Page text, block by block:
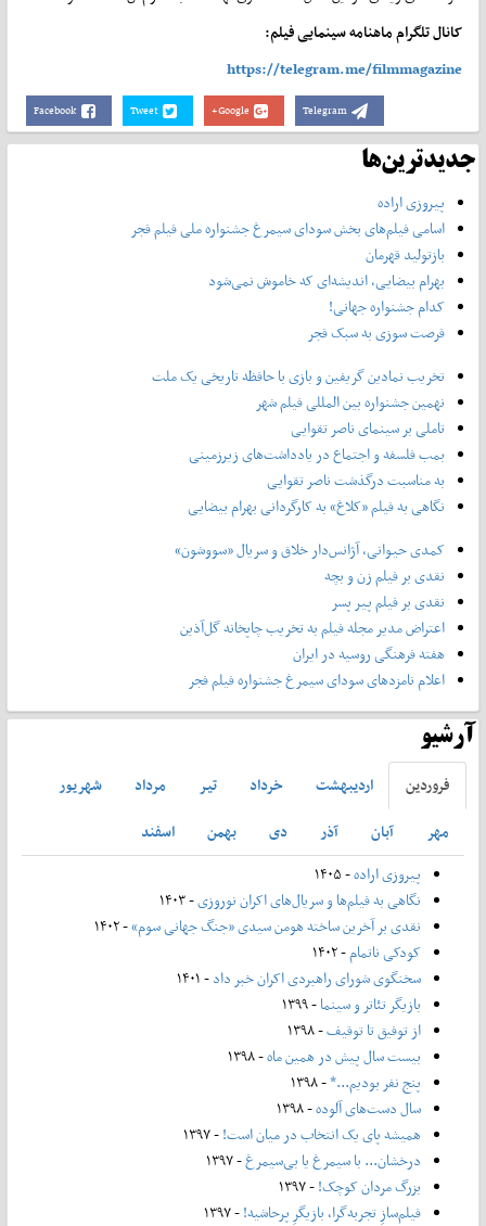
کانال تلگرام ماهنامه سینمایی فیلم:
https://telegram.me/filmmagazine
Facebook Tweet Google+ Telegram
جدیدترین‌ها
پیروزی اراده
اسامی فیلم‌های بخش سودای سیمرغ جشنواره‌ ملی فیلم فجر
بازتولید قهرمان
بهرام بیضایی، اندیشه‌ای که خاموش نمی‌شود
کدام جشنواره جهانی!
فرصت سوزی به سبک فجر
تخریب نمادین گریفین و بازی با حافظه تاریخی یک ملت
نهمین جشنواره بین المللی فیلم شهر
تاملی بر سینمای ناصر تقوایی
بمب فلسفه و اجتماع در یادداشت‌های زیرزمینی
به مناسبت درگذشت ناصر تقوایی
نگاهی به فیلم «کلاغ» به کارگردانی بهرام بیضایی
کمدی حیوانی، آژانس‌دار خلاق و سریال «سووشون»
نقدی بر فیلم زن و بچه
نقدی بر فیلم پیر پسر
اعتراض مدیر مجله فیلم به تخریب چاپخانه گل‌آذین
هفته فرهنگی روسیه در ایران
اعلام نامزدهای سودای سیمرغ جشنواره فیلم فجر
آرشیو
فروردين ارديبهشت خرداد تير مرداد
شهريور
مهر
آبان آذر دی بهمن
اسفند
پیروزی اراده- ۱۴۰۵
نگاهی به فیلم‌ها و سریال‌های اکران نوروزی- ۱۴۰۳
نقدی بر آخرین ساخته هومن سیدی «جنگ جهانی سوم»- ۱۴۰۲
کودکی ناتمام- ۱۴۰۲
سخنگوی شورای راهبردی اکران خبر داد- ۱۴۰۱
بازیگر تئاتر و سینما- ۱۳۹۹
از توفیق تا توقیف- ۱۳۹۸
بیست سال پیش در همین ماه- ۱۳۹۸
پنج نفر بودیم...*- ۱۳۹۸
سال دست‌های آلوده- ۱۳۹۸
همیشه پای یک انتخاب در میان است!- ۱۳۹۷
درخشان... با سیمرغ یا بی‌سیمرغ- ۱۳۹۷
بزرگ مردان کوچک!- ۱۳۹۷
فیلم‌سازِ تجربه‌گرا، بازیگرِ پرحاشیه!- ۱۳۹۷